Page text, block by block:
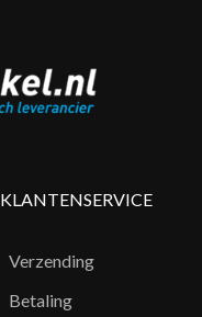
KLANTENSERVICE
Verzending
Betaling